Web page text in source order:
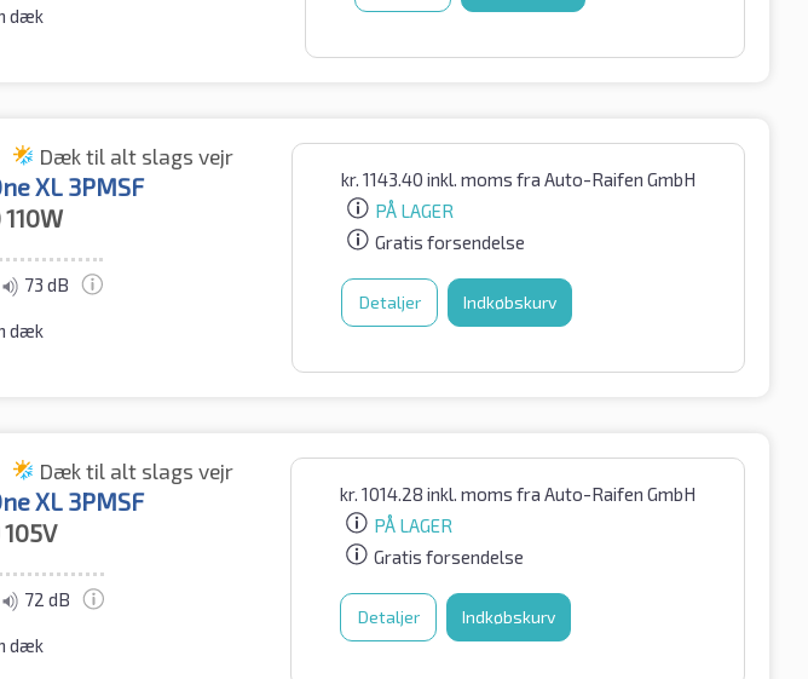
dæk
Dæk til alt slags vejr
XL 3PMSF
110W
73 dB
dæk
kr. 1143.40 inkl. moms fra Auto-Raifen GmbH
PÅ LAGER
Gratis forsendelse
Detaljer Indkøbskurv
Dæk til alt slags vejr
XL 3PMSF
105V
72 dB
dæk
kr. 1014.28 inkl. moms fra Auto-Raifen GmbH
PÅ LAGER
Gratis forsendelse
Detaljer Indkøbskurv